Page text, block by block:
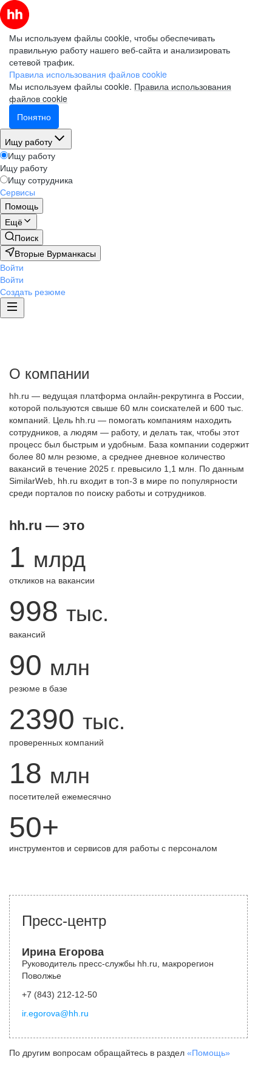
Мы используем файлы cookie, чтобы обеспечивать
правильную работу нашего веб-сайта и анализировать
сетевой трафик.
Правила использования файлов cookie
Мы используем файлы cookie. Правила использования
файлов cookie
Понятно
Ищу работу
Ищу работу
Ищу работу
Ищу сотрудника
Сервисы
Помощь
Ещё
Поиск
Вторые Вурманкасы
Войти
Войти
Создать резюме
О компании
hh.ru — ведущая платформа онлайн-рекрутинга в России,
которой пользуются свыше 60 млн соискателей и 600 тыс.
компаний. Цель hh.ru — помогать компаниям находить
сотрудников, а людям — работу, и делать так, чтобы этот
процесс был быстрым и удобным. База компании содержит
более 80 млн резюме, а среднее дневное количество
вакансий в течение 2025 г. превысило 1,1 млн. По данным
SimilarWeb, hh.ru входит в топ-3 в мире по популярности
среди порталов по поиску работы и сотрудников.
hh.ru — это
1 млрд
откликов на вакансии
998 тыс.
вакансий
90 млн
резюме в базе
2390 тыс.
проверенных компаний
18 млн
посетителей ежемесячно
50+
инструментов и сервисов для работы с персоналом
Пресс-центр
Ирина Егорова
Руководитель пресс-службы hh.ru, макрорегион
Поволжье
+7 (843) 212-12-50
ir.egorova@hh.ru
По другим вопросам обращайтесь в раздел «Помощь»